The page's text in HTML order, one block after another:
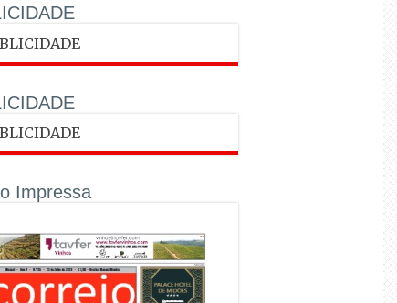
Impressa